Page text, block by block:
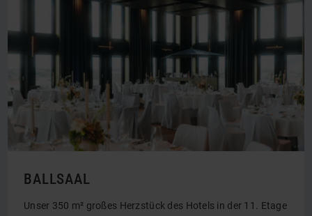
BALLSAAL
Unser 350 m² großes Herzstück des Hotels in der 11. Etage